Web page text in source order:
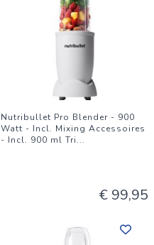
Nutribullet Pro Blender - 900
Watt - Incl. Mixing Accessoires
- Incl. 900 ml Tri...
€ 99,95